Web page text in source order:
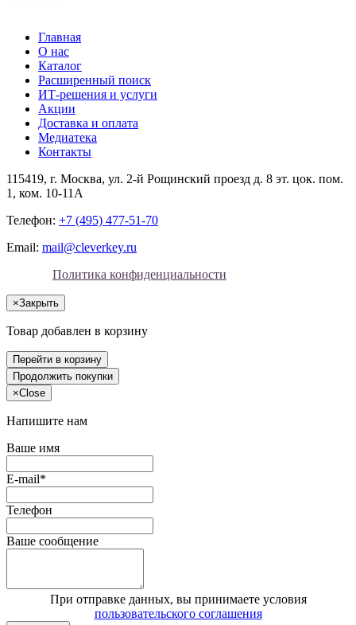
Главная
О нас
Каталог
Расширенный поиск
ИТ-решения и услуги
Акции
Доставка и оплата
Медиатека
Контакты
115419, г. Москва, ул. 2-й Рощинский проезд д. 8 эт. цок. пом.
1, ком. 10-11А
Телефон: +7 (495) 477-51-70
Email: mail@cleverkey.ru
Политика конфиденциальности
×Закрыть
Товар добавлен в корзину
Перейти в корзину
Продолжить покупки
×Close
Напишите нам
Ваше имя
E-mail*
Телефон
Ваше сообщение
При отправке данных, вы принимаете условия
пользовательского соглашения